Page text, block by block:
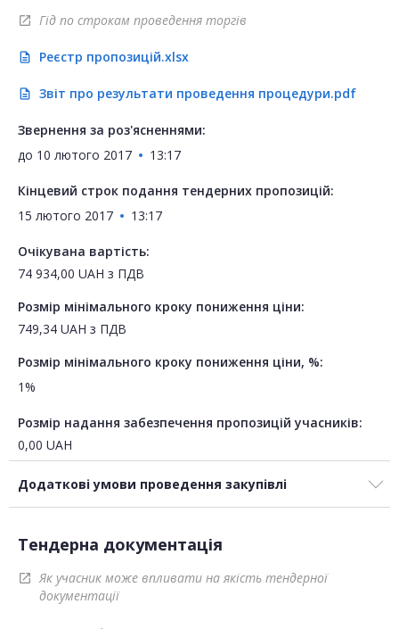
open_in_new Гід по строкам проведення торгів
description Реєстр пропозицій.xlsx
description Звіт про результати проведення процедури.pdf
Звернення за роз'ясненнями:
до 10 лютого 2017 13:17
Кінцевий строк подання тендерних пропозицій:
15 лютого 2017
13:17
Очікувана вартість:
74 934,00 UAH з ПДВ
Розмір мінімального кроку пониження ціни:
749,34 UAH з ПДВ
Розмір мінімального кроку пониження ціни, %:
1%
Розмір надання забезпечення пропозицій учасників:
0,00 UAH
Додаткові умови проведення закупівлі
Тендерна документація
open_in_new
Як учасник може впливати на якість тендерної
документації